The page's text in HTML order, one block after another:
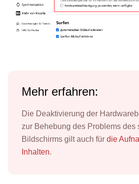
Mehr erfahren:
Die Deaktivierung der
zur Behebung des Problems des
Bildschirms gilt auch fürdie
Inhalten.